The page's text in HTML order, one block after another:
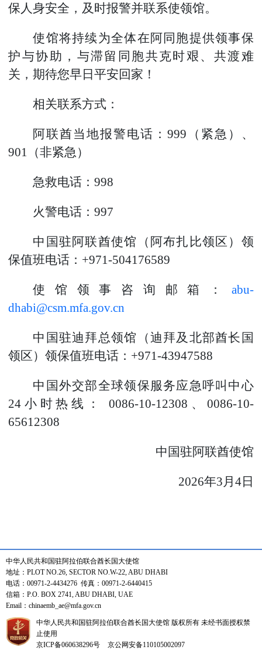
保人身安全，及时报警并联系使领馆。
使馆将持续为全体在阿同胞提供领事保
护与协助，与滞留同胞共克时艰、共渡难
关，期待您早日平安回家！
相关联系方式：
阿联酋当地报警电话：999（紧急）、
901（非紧急）
急救电话：998
火警电话：997
中国驻阿联酋使馆（阿布扎比领区）领
保值班电话：+971-504176589
使馆领事咨询邮箱： abu-
dhabi@csm.mfa.gov.cn
中国驻迪拜总领馆（迪拜及北部酋长国
领区）领保值班电话：+971-43947588
中国外交部全球领保服务应急呼叫中心
24小时热线： 0086-10-12308、0086-10-
65612308
中国驻阿联酋使馆
2026年3月4日
中华人民共和国驻阿拉伯联合酋长国大使馆 版权所有 未经书面授权禁
止使用
京ICP备060638296号
京公网安备110105002097
中华人民共和国驻阿拉伯联合酋长国大使馆
地址：PLOT NO.26, SECTOR NO.W-22, ABU DHABI
电话：00971-2-4434276 传真：00971-2-6440415
信箱：P.O. BOX 2741, ABU DHABI, UAE
Email：chinaemb_ae@mfa.gov.cn